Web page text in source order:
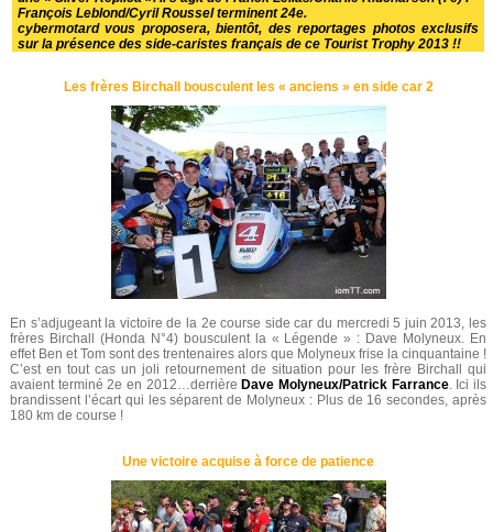
François Leblond/Cyril Roussel terminent 24e.
cybermotard vous proposera, bientôt, des reportages photos exclusifs
sur la présence des side-caristes français de ce Tourist Trophy 2013 !!
Les frères Birchall bousculent les « anciens » en side car 2
En s’adjugeant la victoire de la 2e course side car du mercredi 5 juin 2013, les
frères Birchall (Honda N°4) bousculent la « Légende » : Dave Molyneux. En
effet Ben et Tom sont des trentenaires alors que Molyneux frise la cinquantaine !
C’est en tout cas un joli retournement de situation pour les frère Birchall qui
avaient terminé 2e en 2012…derrière Dave Molyneux/Patrick Farrance. Ici ils
brandissent l’écart qui les séparent de Molyneux : Plus de 16 secondes, après
180 km de course !
Une victoire acquise à force de patience